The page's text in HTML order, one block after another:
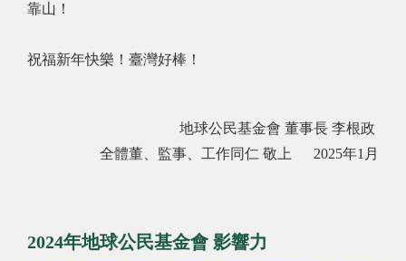
靠山！
祝福新年快樂！臺灣好棒！
地球公民基金會 董事長 李根政
全體董、監事、工作同仁 敬上 2025年1月
2024年地球公民基金會 影響力